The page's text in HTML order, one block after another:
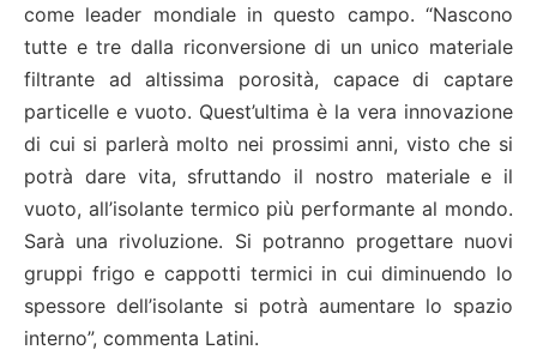
come leader mondiale in questo campo. “Nascono
tutte e tre dalla riconversione di un unico materiale
filtrante ad altissima porosità, capace di captare
particelle e vuoto. Quest’ultima è la vera innovazione
di cui si parlerà molto nei prossimi anni, visto che si
potrà dare vita, sfruttando il nostro materiale e il
vuoto, all’isolante termico più performante al mondo.
Sarà una rivoluzione. Si potranno progettare nuovi
gruppi frigo e cappotti termici in cui diminuendo lo
spessore dell’isolante si potrà aumentare lo spazio
interno”, commenta Latini.